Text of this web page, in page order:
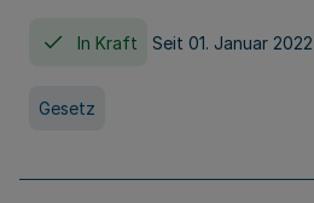
In Kraft Seit 01. Januar 2022
Gesetz